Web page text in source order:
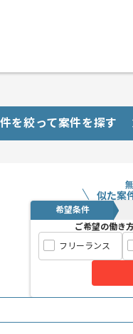
を絞って案件を探す
似た案
希望条件
ご希望の働き
フリーランス